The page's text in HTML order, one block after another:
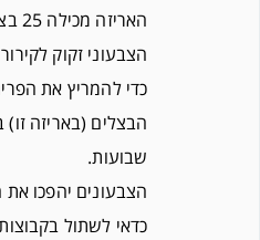
האריזה מכילה 25 בצלים של צבעוני בתערובת צבעים.
הצבעוני זקוק
כדי להמריץ את
שבועות.
הצבעונים יהפכו
כדאי לשתול